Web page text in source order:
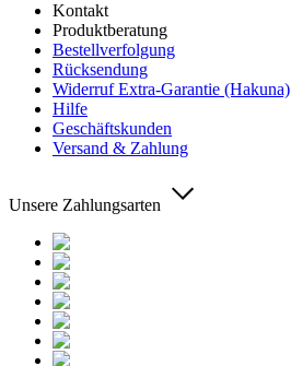
Kontakt
Produktberatung
Bestellverfolgung
Rücksendung
Widerruf Extra-Garantie (Hakuna)
Hilfe
Geschäftskunden
Versand & Zahlung
Unsere Zahlungsarten